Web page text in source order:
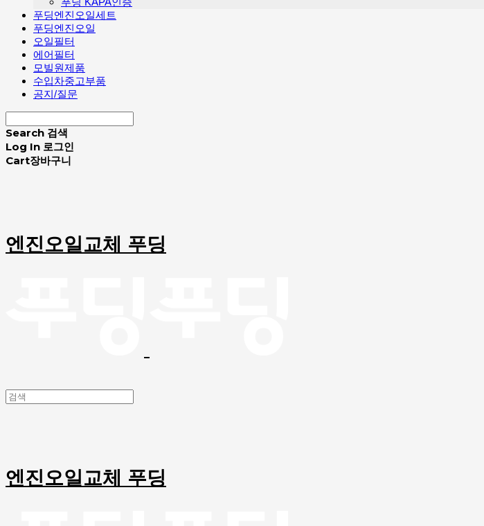
푸딩엔진오일세트
푸딩엔진오일
오일필터
에어필터
모빌원제품
수입차중고부품
공지/질문
Search 검색
Log In 로그인
Cart장바구니
엔진오일교체 푸딩
엔진오일교체 푸딩